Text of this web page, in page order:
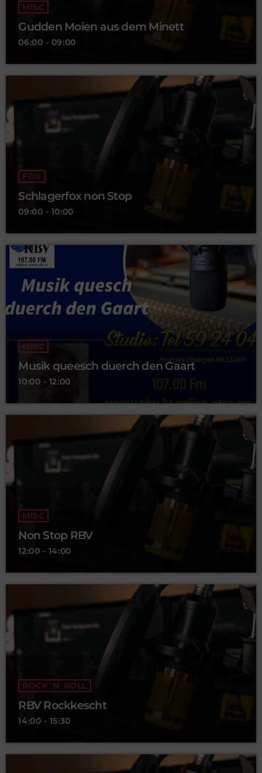
MISC
Gudden Moien aus dem Minett
06:00 - 09:00
FOX
Schlagerfox non Stop
09:00 - 10:00
MISC
Musik queesch duerch den Gaart
10:00 - 12:00
MISC
Non Stop RBV
12:00 - 14:00
ROCK 'N' ROLL
RBV Rockkescht
14:00 - 15:30